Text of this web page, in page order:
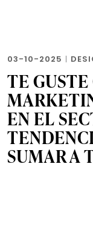
03-10-2025 |
TE
EN EL
SUMAR A